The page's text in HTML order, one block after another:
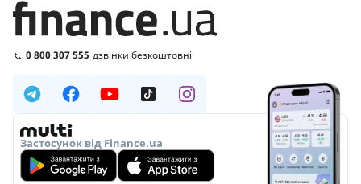
0 800 307 555 дзвінки безкоштовні
Застосунок від Finance.ua